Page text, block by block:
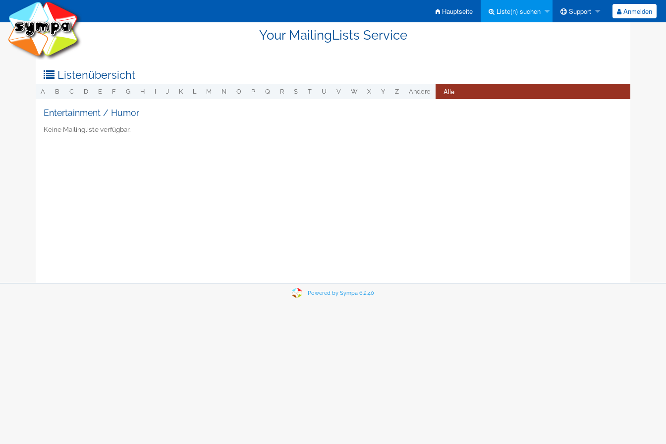
Hauptseite Liste(n) suchen Support Anmelden
Your MailingLists Service
Listenübersicht
A B C D E F G H I J K L M N O P Q R S T U V W X Y Z Andere Alle
Entertainment / Humor
Keine Mailingliste verfügbar.
Powered by Sympa 6.2.40